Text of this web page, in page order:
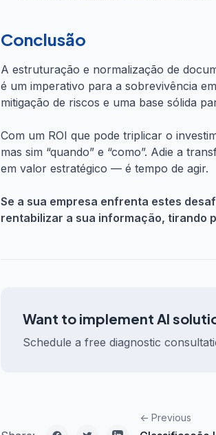
Conclusão
A estruturação e normalização de
é um imperativo para a sobrevivência
mitigação de riscos e uma base sólida
Com um ROI que pode triplicar o
mas sim “quando” e “como”. Adie a
em valor estratégico — é tempo de agir.
Se a sua empresa enfrenta estes
rentabilizar a sua informação, tirando
Want to implement AI
Schedule a free diagnostic
<- Previous